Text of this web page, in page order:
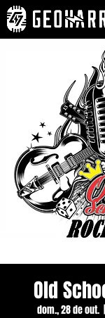
Old
dom., 28 de out.